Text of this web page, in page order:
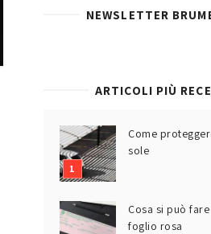
NEWSLETTER
ARTICOLI PIÙ
Come
sole
Cosa si può
foglio rosa